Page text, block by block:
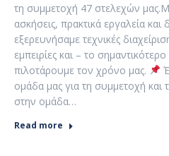
τη συμμετοχή 47 στελεχών
ασκήσεις, πρακτικά εργαλεία
εξερευνήσαμε τεχνικές
εμπειρίες και – το
πιλοτάρουμε τον χρόνο μας.
ομάδα μας για τη συμμετοχή και
στην ομάδα…
Read more